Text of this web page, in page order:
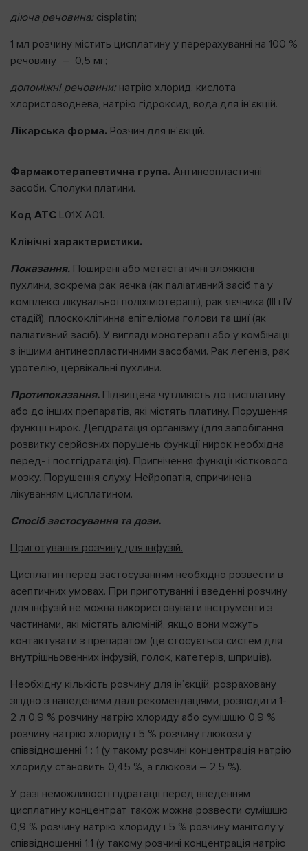
діюча речовина: cisplatin;
1 мл розчину містить цисплатину у перерахуванні на 100 %
речовину – 0,5 мг;
допоміжні речовини: натрію хлорид, кислота
хлористоводнева, натрію гідроксид, вода для ін’єкцій.
Лікарська форма. Розчин для ін'єкцій.
Фармакотерапевтична група. Антинеопластичні
засоби. Сполуки платини.
Код АТС L01X A01.
Клінічні характеристики.
Показання. Поширені або метастатичні злоякісні
пухлини, зокрема рак яєчка (як паліативний засіб та у
комплексі лікувальної поліхіміотерапії), рак яєчника (ІІІ і ІV
стадій), плоскоклітинна епітеліома голови та шиї (як
паліативний засіб). У вигляді монотерапії або у комбінації
з іншими антинеопластичними засобами. Рак легенів, рак
уротелію, цервікальні пухлини.
Протипоказання. Підвищена чутливість до цисплатину
або до інших препаратів, які містять платину. Порушення
функції нирок. Дегідратація організму (для запобігання
розвитку серйозних порушень функції нирок необхідна
перед- і постгідратація). Пригнічення функції кісткового
мозку. Порушення слуху. Нейропатія, спричинена
лікуванням цисплатином.
Спосіб застосування та дози.
Приготування розчину для інфузій.
Цисплатин перед застосуванням необхідно розвести в
асептичних умовах. При приготуванні і введенні розчину
для інфузій не можна використовувати інструменти з
частинами, які містять алюміній, якщо вони можуть
контактувати з препаратом (це стосується систем для
внутрішньовенних інфузій, голок, катетерів, шприців).
Необхідну кількість розчину для ін’єкцій, розраховану
згідно з наведеними далі рекомендаціями, розводити 1-
2 л 0,9 % розчину натрію хлориду або сумішшю 0,9 %
розчину натрію хлориду і 5 % розчину глюкози у
співвідношенні 1 : 1 (у такому розчині концентрація натрію
хлориду становить 0,45 %, а глюкози – 2,5 %).
У разі неможливості гідратації перед введенням
цисплатину концентрат також можна розвести сумішшю
0,9 % розчину натрію хлориду і 5 % розчину манітолу у
співвідношенні 1:1 (у такому розчині концентрація натрію